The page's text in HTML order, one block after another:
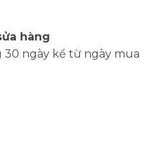
hàng
ngày kể từ ngày mua